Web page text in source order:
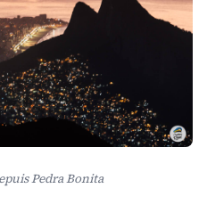
Pedra Bonita